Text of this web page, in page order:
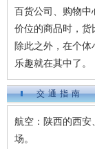
百货公司、购物中
价位的商品时，货
除此之外，在个
乐趣就在其中了。
交通指南
航空：陕西的西安
场。